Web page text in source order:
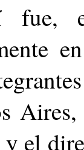
y el